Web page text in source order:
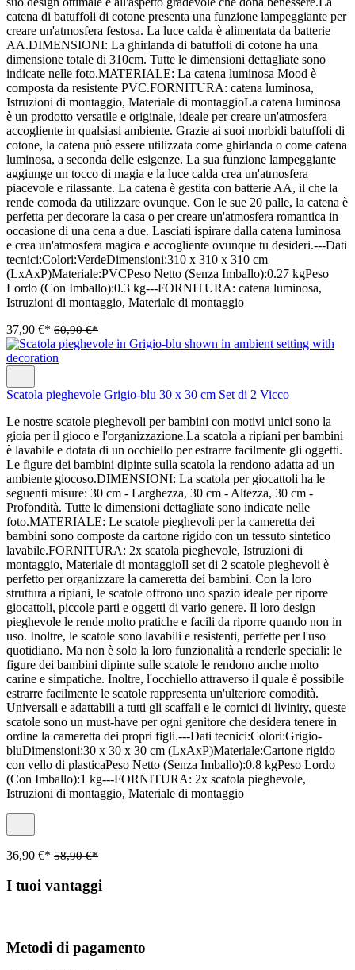
catena di batuffoli di cotone presenta una funzione lampeggiante per
creare un'atmosfera festosa. La luce calda è alimentata da batterie
AA.DIMENSIONI: La ghirlanda di batuffoli di cotone ha una
dimensione totale di 310cm. Tutte le dimensioni dettagliate sono
indicate nelle foto.MATERIALE: La catena luminosa Mood è
composta da resistente PVC.FORNITURA: catena luminosa,
Istruzioni di montaggio, Materiale di montaggioLa catena luminosa
è un prodotto versatile e originale, ideale per creare un'atmosfera
accogliente in qualsiasi ambiente. Grazie ai suoi morbidi batuffoli di
cotone, la catena può essere utilizzata come ghirlanda o come catena
luminosa, a seconda delle esigenze. La sua funzione lampeggiante
aggiunge un tocco di magia e la luce calda crea un'atmosfera
piacevole e rilassante. La catena è gestita con batterie AA, il che la
rende comoda da utilizzare ovunque. Con le sue 20 palle, la catena è
perfetta per decorare la casa o per creare un'atmosfera romantica in
occasione di una cena a due. Lasciati ispirare dalla catena luminosa
e crea un'atmosfera magica e accogliente ovunque tu desideri.---Dati
tecnici:Colori:VerdeDimensioni:310 x 310 x 310 cm
(LxAxP)Materiale:PVCPeso Netto (Senza Imballo):0.27 kgPeso
Lordo (Con Imballo):0.3 kg---FORNITURA: catena luminosa,
Istruzioni di montaggio, Materiale di montaggio
37,90 €* 60,90 €*
Scatola pieghevole Grigio-blu 30 x 30 cm Set di 2 Vicco
Le nostre scatole pieghevoli per bambini con motivi unici sono la
gioia per il gioco e l'organizzazione.La scatola a ripiani per bambini
è lavabile e dotata di un occhiello per estrarre facilmente gli oggetti.
Le figure dei bambini dipinte sulla scatola la rendono adatta ad un
ambiente giocoso.DIMENSIONI: La scatola per giocattoli ha le
seguenti misure: 30 cm - Larghezza, 30 cm - Altezza, 30 cm -
Profondità. Tutte le dimensioni dettagliate sono indicate nelle
foto.MATERIALE: Le scatole pieghevoli per la cameretta dei
bambini sono composte da cartone rigido con un tessuto sintetico
lavabile.FORNITURA: 2x scatola pieghevole, Istruzioni di
montaggio, Materiale di montaggioIl set di 2 scatole pieghevoli è
perfetto per organizzare la cameretta dei bambini. Con la loro
struttura a ripiani, le scatole offrono uno spazio ideale per riporre
giocattoli, piccole parti e oggetti di vario genere. Il loro design
pieghevole le rende molto pratiche e facili da riporre quando non in
uso. Inoltre, le scatole sono lavabili e resistenti, perfette per l'uso
quotidiano. Ma non è solo la loro funzionalità a renderle speciali: le
figure dei bambini dipinte sulle scatole le rendono anche molto
carine e simpatiche. Inoltre, l'occhiello attraverso il quale è possibile
estrarre facilmente le scatole rappresenta un'ulteriore comodità.
Universali e adattabili a tutti gli scaffali e le cornici di livinity, queste
scatole sono un must-have per ogni genitore che desidera tenere in
ordine la cameretta dei propri figli.---Dati tecnici:Colori:Grigio-
bluDimensioni:30 x 30 x 30 cm (LxAxP)Materiale:Cartone rigido
con vello di plasticaPeso Netto (Senza Imballo):0.8 kgPeso Lordo
(Con Imballo):1 kg---FORNITURA: 2x scatola pieghevole,
Istruzioni di montaggio, Materiale di montaggio
36,90 €* 58,90 €*
I tuoi vantaggi
Metodi di pagamento